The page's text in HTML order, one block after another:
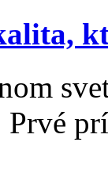
Prvé